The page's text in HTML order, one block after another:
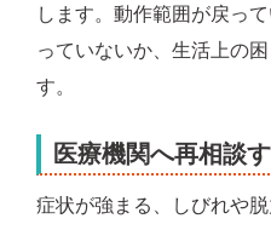
します。動作範囲が戻っ
っていないか、生活上の
す。
医療機関へ再相談
症状が強まる、しびれや